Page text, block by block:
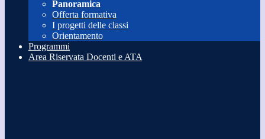
Panoramica
Offerta formativa
I progetti delle classi
Orientamento
Programmi
Area Riservata Docenti e ATA